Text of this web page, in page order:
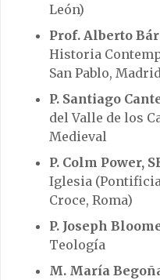
León)
Prof. Alberto
Historia
San Pablo,
P. Santiago
del Valle de los
Medieval
P. Colm Power,
Iglesia
Croce, Roma)
P. Joseph
Teología
M. María